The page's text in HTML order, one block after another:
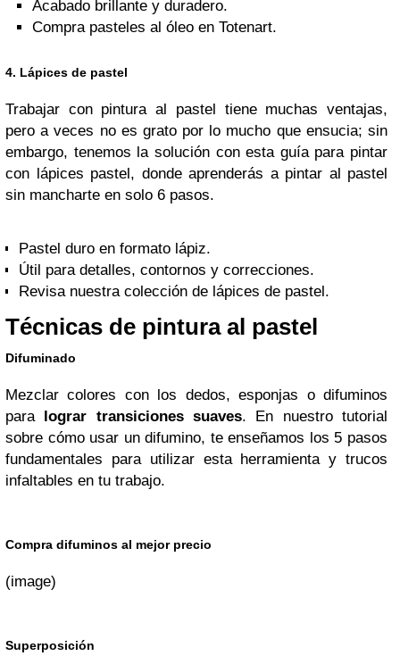
Acabado brillante y duradero.
Compra pasteles al óleo en Totenart.
4. Lápices de pastel
Trabajar con pintura al pastel tiene muchas ventajas,
pero a veces no es grato por lo mucho que ensucia; sin
embargo, tenemos la solución con esta guía para pintar
con lápices pastel, donde aprenderás a pintar al pastel
sin mancharte en solo 6 pasos.
Pastel duro en formato lápiz.
Útil para detalles, contornos y correcciones.
Revisa nuestra colección de lápices de pastel.
Técnicas de pintura al pastel
Difuminado
Mezclar colores con los dedos, esponjas o difuminos
para
lograr transiciones suaves. En nuestro tutorial
sobre cómo usar un difumino, te enseñamos los 5 pasos
fundamentales para utilizar esta herramienta y trucos
infaltables en tu trabajo.
Compra difuminos al mejor precio
(image)
Superposición